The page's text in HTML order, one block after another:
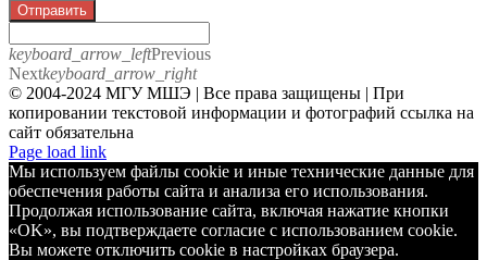
Отправить
keyboard_arrow_leftPrevious
Nextkeyboard_arrow_right
© 2004-2024 МГУ МШЭ | Все права защищены | При
копировании текстовой информации и фотографий ссылка на
сайт обязательна
Telegram
Page load link
Мы используем файлы cookie и иные технические данные для
обеспечения работы сайта и анализа его использования.
Продолжая использование сайта, включая нажатие кнопки
«OK», вы подтверждаете согласие с использованием cookie.
Вы можете отключить cookie в настройках браузера.